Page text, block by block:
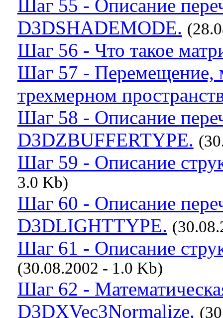
Шаг 55 - Описание
D3DSHADEMODE.
Шаг 56 - Что такое
Шаг 57 - Перемещение,
трехмерном
Шаг 58 - Описание
D3DZBUFFERTYPE.
Шаг 59 - Описание
3.0 Kb)
Шаг 60 - Описание
D3DLIGHTTYPE.
Шаг 61 - Описание
(30.08.2002 - 1.0 Kb)
Шаг 62 -
D3DXVec3Normalize.